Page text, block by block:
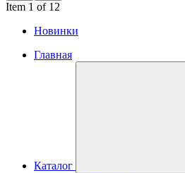
Item 1 of 12
Новинки
Главная
Каталог